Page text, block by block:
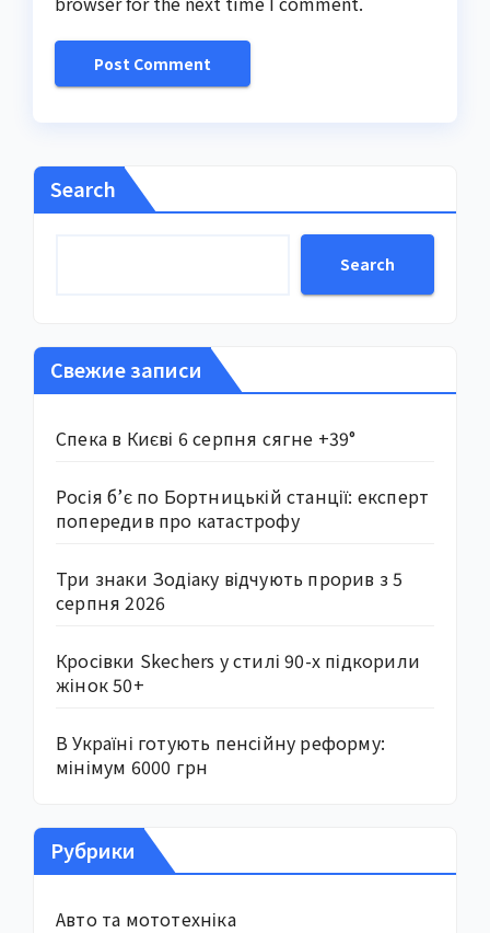
Search
Search
Свежие записи
Спека в Києві 6 серпня сягне +39°
Росія б’є по Бортницькій станції: експерт
попередив про катастрофу
Три знаки Зодіаку відчують прорив з 5
серпня 2026
Кросівки Skechers у стилі 90-х підкорили
жінок 50+
В Україні готують пенсійну реформу:
мінімум 6000 грн
Рубрики
Авто та мототехніка